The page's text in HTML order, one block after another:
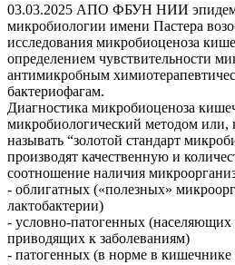
03.03.2025 АПО ФБУН НИИ
микробиологии имени Пастера
исследования микробиоценоза
определением чувствительности
антимикробным
бактериофагам.
Диагностика микробиоценоза
микробиологический методом или,
называть “золотой стандарт
производят качественную и
соотношение наличия
- облигатных («полезных»
лактобактерии)
- условно-патогенных (населяющих
приводящих к заболеваниям)
- патогенных (в норме в